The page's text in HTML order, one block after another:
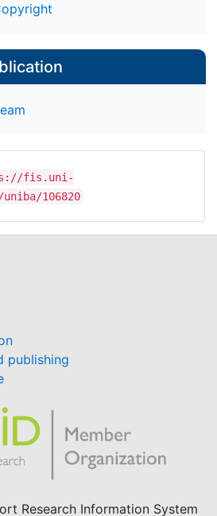
fis.uni-
106820
publishing
Research Information System